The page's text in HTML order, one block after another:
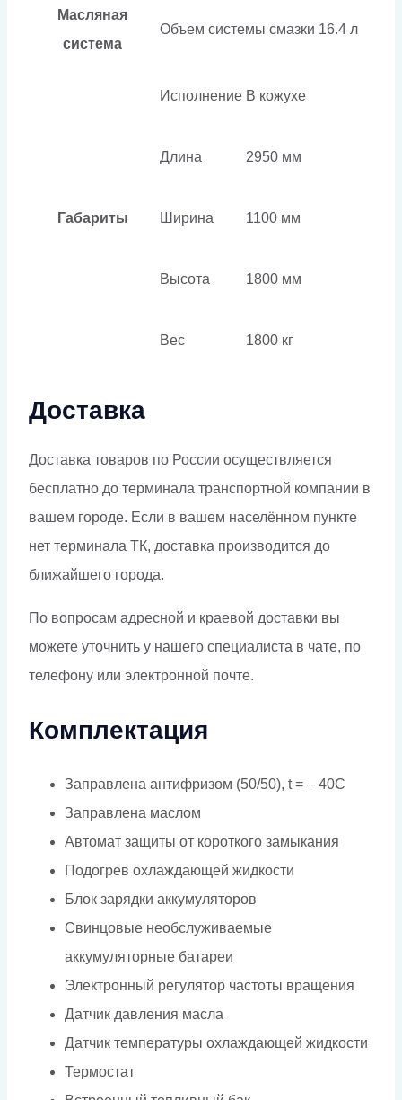
Масляная
система
Объем системы смазки 16.4 л
Габариты
Исполнение В кожухе
Длина 2950 мм
Ширина 1100 мм
Высота 1800 мм
Вес 1800 кг
Доставка
Доставка товаров по России осуществляется
бесплатно до терминала транспортной компании в
вашем городе. Если в вашем населённом пункте
нет терминала ТК, доставка производится до
ближайшего города.
По вопросам адресной и краевой доставки вы
можете уточнить у нашего специалиста в чате, по
телефону или электронной почте.
Комплектация
Заправлена антифризом (50/50), t = – 40C
Заправлена маслом
Автомат защиты от короткого замыкания
Подогрев охлаждающей жидкости
Блок зарядки аккумуляторов
Свинцовые необслуживаемые
аккумуляторные батареи
Электронный регулятор частоты вращения
Датчик давления масла
Датчик температуры охлаждающей жидкости
Термостат